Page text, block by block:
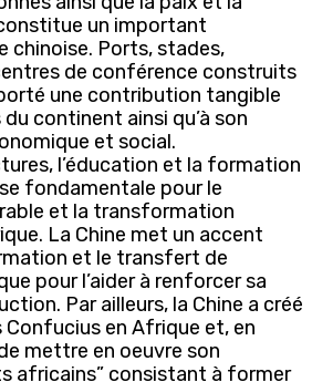
un important
chinoise. Ports, stades,
de conférence construits
une contribution tangible
continent ainsi qu’à son
et social.
l’éducation et la formation
fondamentale pour le
et la transformation
La Chine met un accent
et le transfert de
pour l’aider à renforcer sa
Par ailleurs, la Chine a créé
en Afrique et, en
mettre en oeuvre son
africains” consistant à former